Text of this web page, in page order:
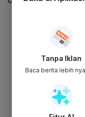
Tanpa Iklan
Baca berita lebih